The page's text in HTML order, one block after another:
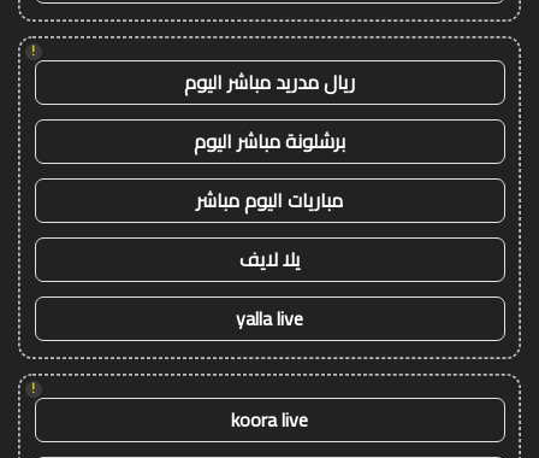
!
ريال مدريد مباشر اليوم
برشلونة مباشر اليوم
مباريات اليوم مباشر
يلا لايف
yalla live
!
koora live